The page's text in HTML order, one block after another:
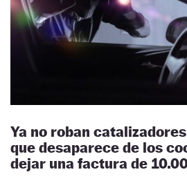
Ya no roban
que desaparece de los
dejar una factura de